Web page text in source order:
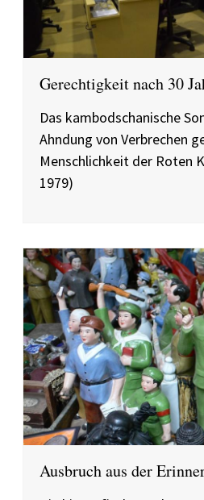
Gerechtigkeit nach 30
Das kambodschanische
Ahndung von Verbrechen
Menschlichkeit der Roten
1979)
Ausbruch aus der